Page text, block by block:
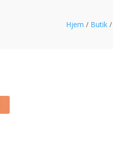
Hjem / Butik